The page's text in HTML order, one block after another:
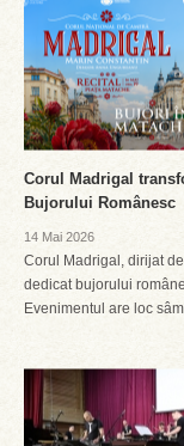
Corul Madrigal
Bujorului Românesc
14 Mai 2026
Corul Madrigal, dirijat
dedicat bujorului
Evenimentul are loc